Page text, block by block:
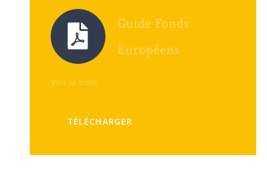
Guide Fonds
Européens
Voir la note
TÉLÉCHARGER